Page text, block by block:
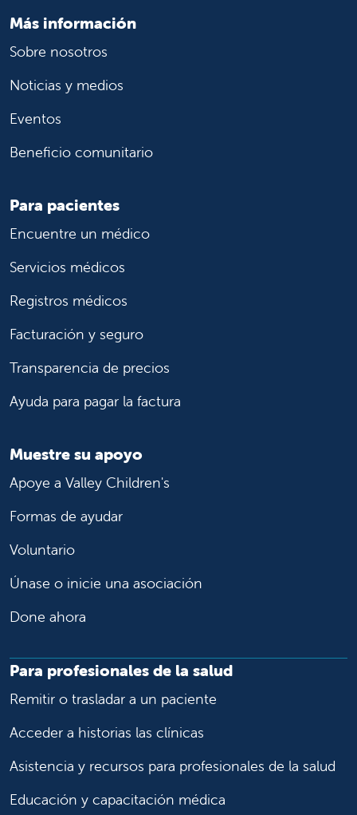
Más información
Sobre nosotros
Noticias y medios
Eventos
Beneficio comunitario
Para pacientes
Encuentre un médico
Servicios médicos
Registros médicos
Facturación y seguro
Transparencia de precios
Ayuda para pagar la factura
Muestre su apoyo
Apoye a Valley Children's
Formas de ayudar
Voluntario
Únase o inicie una asociación
Done ahora
Para profesionales de la salud
Remitir o trasladar a un paciente
Acceder a historias las clínicas
Asistencia y recursos para profesionales de la salud
Educación y capacitación médica